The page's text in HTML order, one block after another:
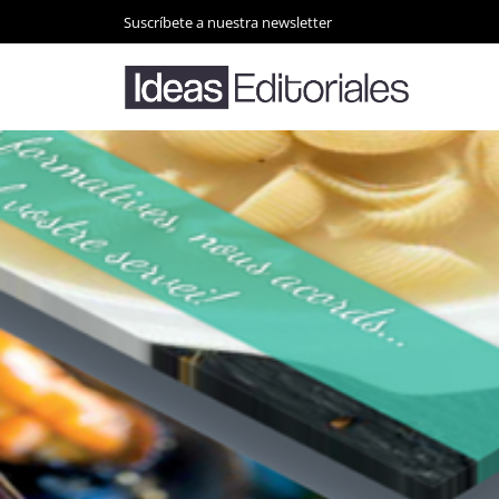
Suscríbete a nuestra newsletter